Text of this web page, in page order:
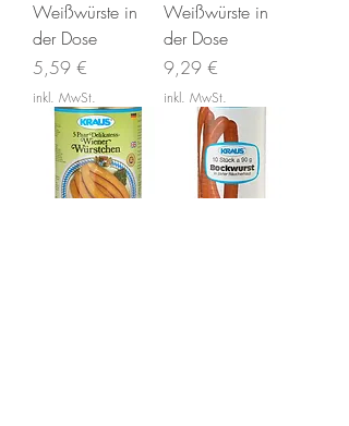
Weißwürste in
der Dose
Preis
5,59 €
inkl. MwSt.
Weißwürste in
der Dose
Preis
9,29 €
inkl. MwSt.